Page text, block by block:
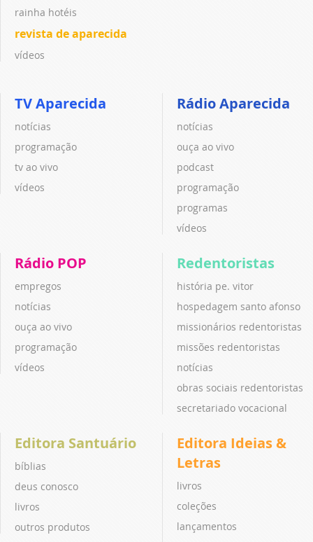
rainha hotéis
revista de aparecida
vídeos
TV Aparecida
notícias
programação
tv ao vivo
vídeos
Rádio Aparecida
notícias
ouça ao vivo
podcast
programação
programas
vídeos
Rádio POP
empregos
notícias
ouça ao vivo
programação
vídeos
Redentoristas
história pe. vitor
hospedagem santo afonso
missionários redentoristas
missões redentoristas
notícias
obras sociais redentoristas
secretariado vocacional
Editora Santuário
bíblias
deus conosco
livros
outros produtos
Editora Ideias &
Letras
livros
coleções
lançamentos